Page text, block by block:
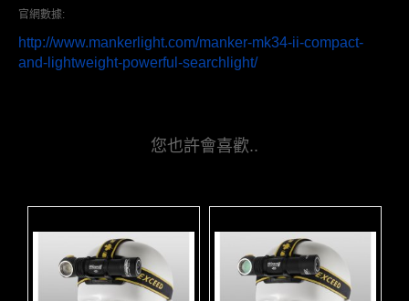
官網數據:
http://www.mankerlight.com/manker-mk34-ii-compact-
and-lightweight-powerful-searchlight/
您也許會喜歡..